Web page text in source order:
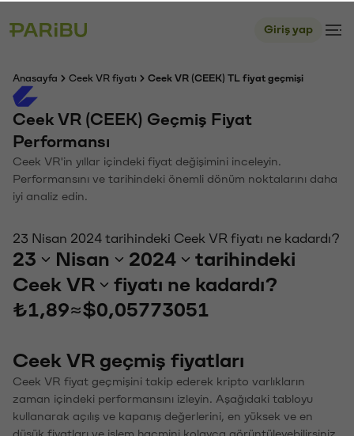
Giriş yap
Anasayfa Ceek VR fiyatı Ceek VR (CEEK) TL fiyat geçmişi
Ceek VR (CEEK) Geçmiş Fiyat
Performansı
Ceek VR'in yıllar içindeki fiyat değişimini inceleyin.
Performansını ve tarihindeki önemli dönüm noktalarını daha
iyi analiz edin.
23 Nisan 2024 tarihindeki Ceek VR fiyatı ne kadardı?
23 Nisan 2024
tarihindeki
Ceek VR
fiyatı ne kadardı?
₺1,89≈$0,05773051
Ceek VR geçmiş fiyatları
Ceek VR fiyat geçmişini takip ederek kripto varlıkların
zaman içindeki performansını izleyin. Aşağıdaki tabloyu
kullanarak açılış ve kapanış değerlerini, en yüksek ve en
düşük fiyatları ve işlem hacmini kolayca görüntüleyebilirsiniz.